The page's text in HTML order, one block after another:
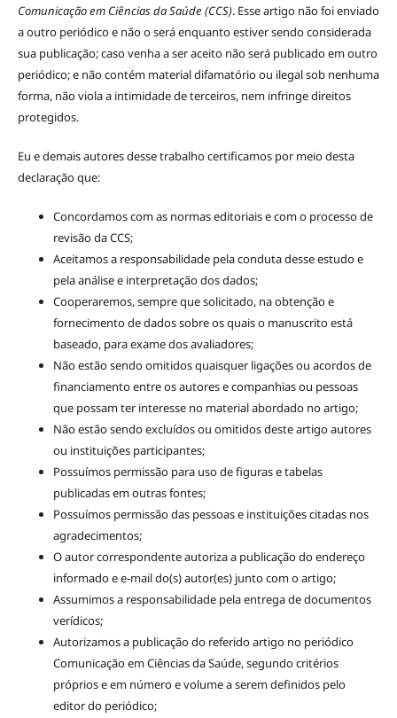
Comunicação em Ciências da Saúde (CCS). Esse artigo não foi enviado
a outro periódico e não o será enquanto estiver sendo considerada
sua publicação; caso venha a ser aceito não será publicado em outro
periódico; e não contém material difamatório ou ilegal sob nenhuma
forma, não viola a intimidade de terceiros, nem infringe direitos
protegidos.
Eu e demais autores desse trabalho certificamos por meio desta
declaração que:
Concordamos com as normas editoriais e com o processo de
revisão da CCS;
Aceitamos a responsabilidade pela conduta desse estudo e
pela análise e interpretação dos dados;
Cooperaremos, sempre que solicitado, na obtenção e
fornecimento de dados sobre os quais o manuscrito está
baseado, para exame dos avaliadores;
Não estão sendo omitidos quaisquer ligações ou acordos de
financiamento entre os autores e companhias ou pessoas
que possam ter interesse no material abordado no artigo;
Não estão sendo excluídos ou omitidos deste artigo autores
ou instituições participantes;
Possuímos permissão para uso de figuras e tabelas
publicadas em outras fontes;
Possuímos permissão das pessoas e instituições citadas nos
agradecimentos;
O autor correspondente autoriza a publicação do endereço
informado e e-mail do(s) autor(es) junto com o artigo;
Assumimos a responsabilidade pela entrega de documentos
verídicos;
Autorizamos a publicação do referido artigo no periódico
Comunicação em Ciências da Saúde, segundo critérios
próprios e em número e volume a serem definidos pelo
editor do periódico;